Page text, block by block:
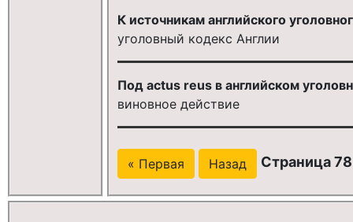
К источникам английского
уголовный кодекс Англии
Под actus reus в английском
виновное действие
« Первая Назад Страница